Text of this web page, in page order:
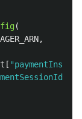
(
,
[ "